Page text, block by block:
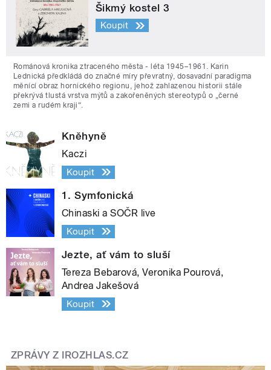
Šikmý kostel 3
Koupit
Románová kronika ztraceného města - léta 1945–1961. Karin
Lednická předkládá do značné míry převratný, dosavadní paradigma
měnící obraz hornického regionu, jehož zahlazenou historii stále
překrývá tlustá vrstva mýtů a zakořeněných stereotypů o „černé
zemi a rudém kraji“.
Kněhyně
Kaczi
Koupit
1. Symfonická
Chinaski a SOČR live
Koupit
Jezte, ať vám to sluší
Tereza Bebarová, Veronika Pourová,
Andrea Jakešová
Koupit
ZPRÁVY Z IROZHLAS.CZ